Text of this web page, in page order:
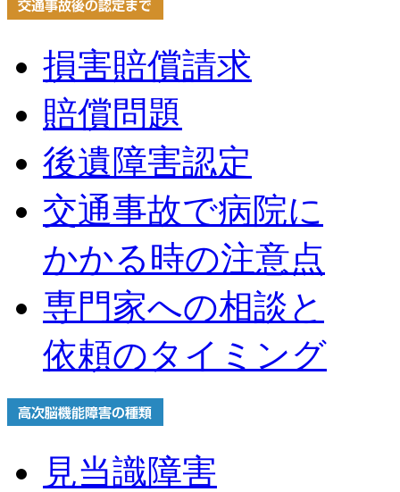
損害賠償請求
賠償問題
後遺障害認定
交通事故で病院に
かかる時の注意点
専門家への相談と
依頼のタイミング
見当識障害